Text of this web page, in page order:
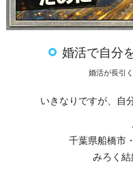
婚活で自分
婚活が長引
いきなりですが、自
千葉県船橋市
みろく結